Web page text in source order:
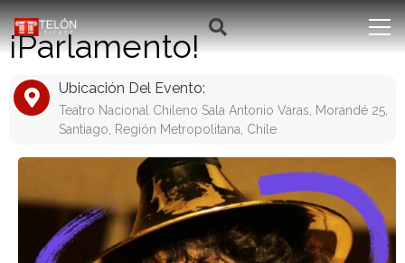
¡Parlamento!
Ubicación Del Evento:
Teatro Nacional Chileno Sala Antonio Varas, Morandé 25,
Santiago, Región Metropolitana, Chile